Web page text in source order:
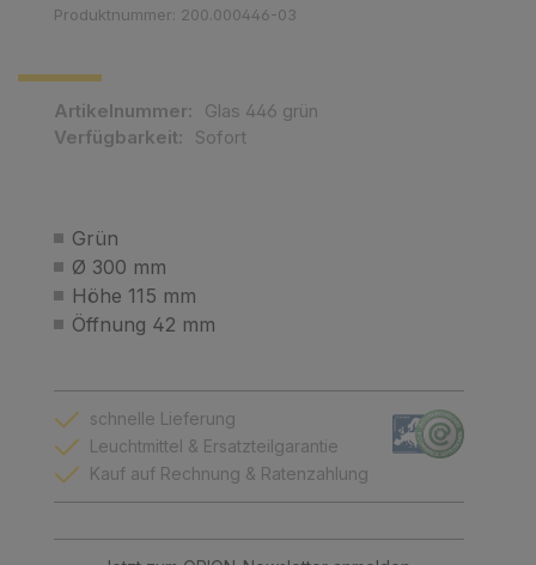
Grün
Ø 300 mm
Höhe 115 mm
Öffnung 42 mm
Artikelnummer:
Glas 446 grün
Verfügbarkeit:
Sofort
Produktnummer: 200.000446-03
schnelle Lieferung
Leuchtmittel & Ersatzteilgarantie
Kauf auf Rechnung & Ratenzahlung